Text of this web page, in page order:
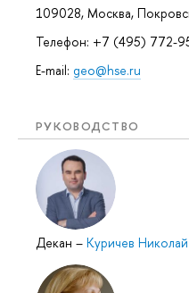
109028, Москва,
Телефон: +7 (495) 772-
E-mail: geo@hse.ru
РУКОВОДСТВО
Декан – Куричев